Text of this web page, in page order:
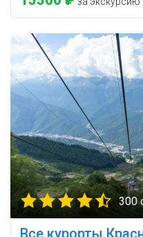
300
Все курорты